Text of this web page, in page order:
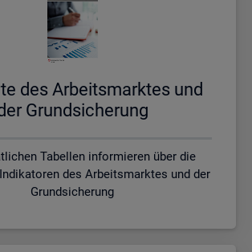
des Ar­beits­mark­tes und
Grund­si­che­rung
Tabellen informieren über die
des Arbeitsmarktes und der
Grundsicherung